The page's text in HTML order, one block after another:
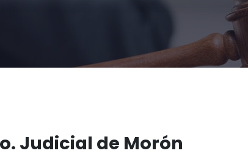
Judicial de Morón